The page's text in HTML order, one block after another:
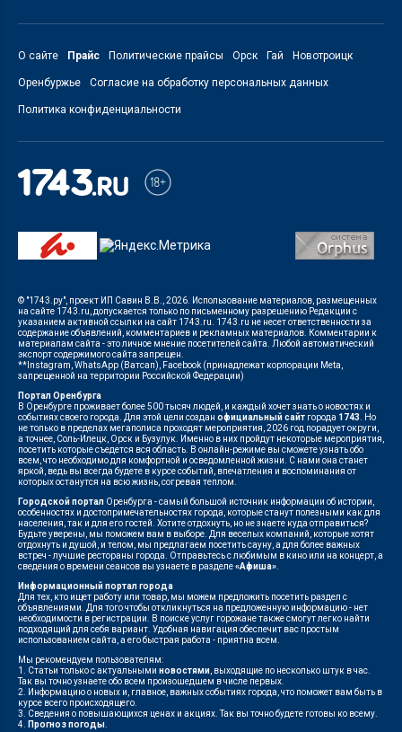
О сайте Прайс Политические прайсы Орск Гай Новотроицк
Оренбуржье Согласие на обработку персональных данных
Политика конфиденциальности
© "1743.ру", проект ИП Савин В.В., 2026. Использование материалов, размещенных
на сайте 1743.ru, допускается только по письменному разрешению Редакции с
указанием активной ссылки на сайт 1743.ru. 1743.ru не несет ответственности за
содержание объявлений, комментариев и рекламных материалов. Комментарии к
материалам сайта - это личное мнение посетителей сайта. Любой автоматический
экспорт содержимого сайта запрещен.
**Instagram, WhatsApp (Ватсап), Facebook (принадлежат корпорации Meta,
запрещенной на территории Российской Федерации)
Портал Оренбурга
В Оренбурге проживает более 500 тысяч людей, и каждый хочет знать о новостях и
событиях своего города. Для этой цели создан официальный сайт города 1743 . Но
не только в пределах мегаполиса проходят мероприятия, 2026 год порадует округи,
а точнее, Соль-Илецк, Орск и Бузулук. Именно в них пройдут некоторые мероприятия,
посетить которые съедется вся область. В онлайн-режиме вы сможете узнать обо
всем, что необходимо для комфортной и осведомленной жизни. С нами она станет
яркой, ведь вы всегда будете в курсе событий, впечатления и воспоминания от
которых останутся на всю жизнь, согревая теплом.
Городской портал Оренбурга - самый большой источник информации об истории,
особенностях и достопримечательностях города, которые станут полезными как для
населения, так и для его гостей. Хотите отдохнуть, но не знаете куда отправиться?
Будьте уверены, мы поможем вам в выборе. Для веселых компаний, которые хотят
отдохнуть и душой, и телом, мы предлагаем посетить сауну, а для более важных
встреч - лучшие рестораны города. Отправьтесь с любимым в кино или на концерт, а
сведения о времени сеансов вы узнаете в разделе«Афиша»
Информационный портал города
Для тех, кто ищет работу или товар, мы можем предложить посетить раздел с
объявлениями. Для того чтобы откликнуться на предложенную информацию - нет
необходимости в регистрации. В поиске услуг горожане также смогут легко найти
подходящий для себя вариант. Удобная навигация обеспечит вас простым
использованием сайта, а его быстрая работа - приятна всем.
Мы рекомендуем пользователям:
1. Статьи только с актуальными новостями , выходящие по несколько штук в час.
Так вы точно узнаете обо всем произошедшем в числе первых.
2. Информацию о новых и, главное, важных событиях города, что поможет вам быть в
курсе всего происходящего.
3. Сведения о повышающихся ценах и акциях. Так вы точно будете готовы ко всему.
4.
Прогноз погоды